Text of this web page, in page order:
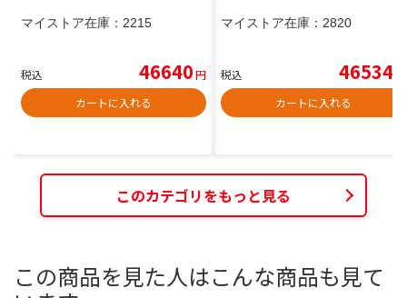
マイストア在庫： 2215
税込 46640円
カートに入れる
マイストア在庫： 2820
税込 46534
カートに入れる
このカテゴリをもっと見る
この商品を見た人はこんな商品も見て